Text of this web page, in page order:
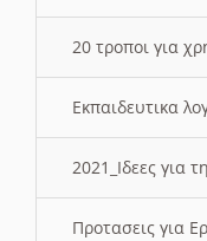
20 τροποι για
Εκπαιδευτικα
2021_Ιδεες για
Προτασεις για